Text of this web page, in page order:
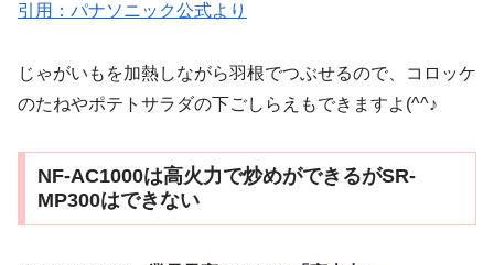
引用：パナソニック公式より
じゃがいもを加熱しながら羽根でつぶせるので、コロッケ
のたねやポテトサラダの下ごしらえもできますよ(^^♪
NF-AC1000は高火力で炒めができるがSR-
MP300はできない